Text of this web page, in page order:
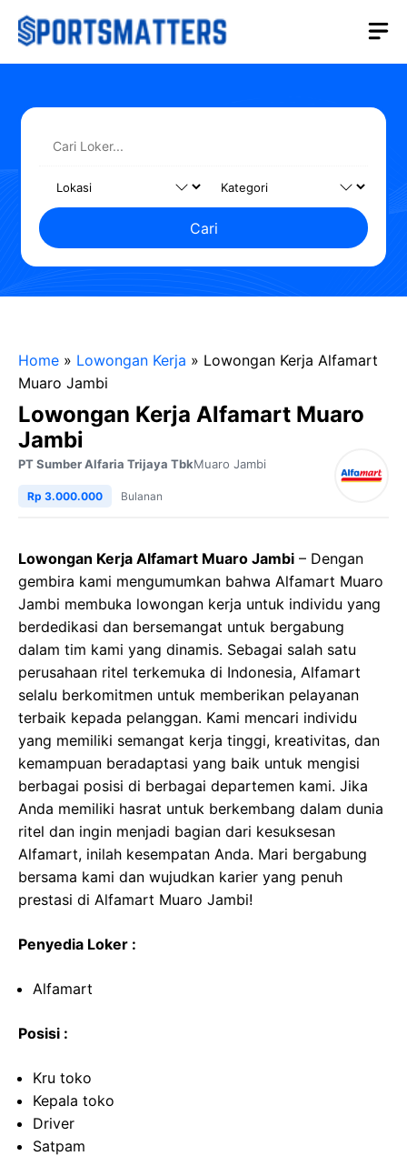
Langsung
Cari
Home » Lowongan Kerja » Lowongan Kerja Alfamart
Muaro Jambi
Lowongan Kerja Alfamart Muaro
Jambi
PT Sumber Alfaria Trijaya TbkMuaro Jambi
Rp 3.000.000 Bulanan
Lowongan Kerja Alfamart Muaro Jambi – Dengan
gembira kami mengumumkan bahwa Alfamart Muaro
Jambi membuka lowongan kerja untuk individu yang
berdedikasi dan bersemangat untuk bergabung
dalam tim kami yang dinamis. Sebagai salah satu
perusahaan ritel terkemuka di Indonesia, Alfamart
selalu berkomitmen untuk memberikan pelayanan
terbaik kepada pelanggan. Kami mencari individu
yang memiliki semangat kerja tinggi, kreativitas, dan
kemampuan beradaptasi yang baik untuk mengisi
berbagai posisi di berbagai departemen kami. Jika
Anda memiliki hasrat untuk berkembang dalam dunia
ritel dan ingin menjadi bagian dari kesuksesan
Alfamart, inilah kesempatan Anda. Mari bergabung
bersama kami dan wujudkan karier yang penuh
prestasi di Alfamart Muaro Jambi!
Penyedia Loker :
Alfamart
Posisi :
Kru toko
Kepala toko
Driver
Satpam